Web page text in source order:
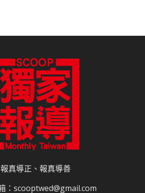
報真導正、報真導善
：scooptwed@gmail.com